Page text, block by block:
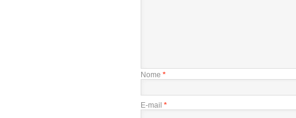
Nome *
E-mail *